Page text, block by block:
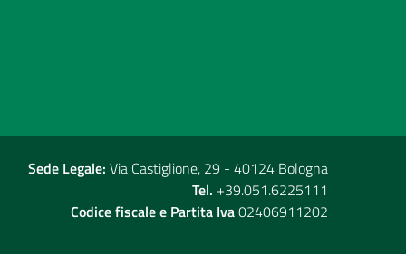
Sede Legale: Via Castiglione, 29 - 40124 Bologna
Tel. +39.051.6225111
Codice fiscale e Partita Iva02406911202